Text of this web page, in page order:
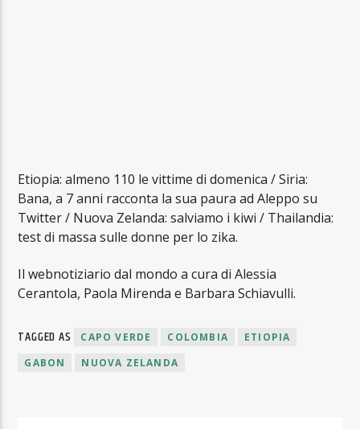
Etiopia: almeno 110 le vittime di domenica / Siria:
Bana, a 7 anni racconta la sua paura ad Aleppo su
Twitter / Nuova Zelanda: salviamo i kiwi / Thailandia:
test di massa sulle donne per lo zika.
Il webnotiziario dal mondo a cura di Alessia
Cerantola, Paola Mirenda e Barbara Schiavulli.
TAGGED AS CAPO VERDE COLOMBIA
ETIOPIA
GABON
NUOVA ZELANDA